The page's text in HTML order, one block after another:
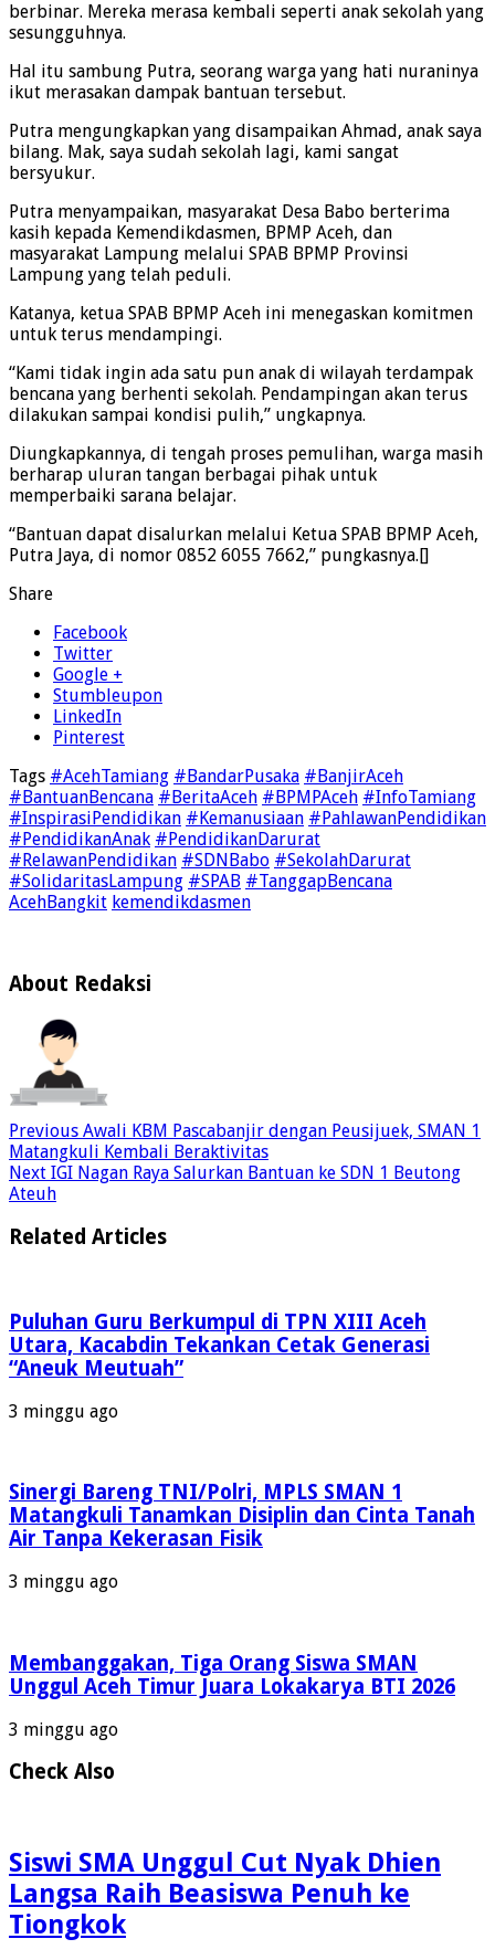
berbinar. Mereka merasa kembali seperti anak sekolah yang
sesungguhnya.
Hal itu sambung Putra, seorang warga yang hati nuraninya
ikut merasakan dampak bantuan tersebut.
Putra mengungkapkan yang disampaikan Ahmad, anak saya
bilang. Mak, saya sudah sekolah lagi, kami sangat
bersyukur.
Putra menyampaikan, masyarakat Desa Babo berterima
kasih kepada Kemendikdasmen, BPMP Aceh, dan
masyarakat Lampung melalui SPAB BPMP Provinsi
Lampung yang telah peduli.
Katanya, ketua SPAB BPMP Aceh ini menegaskan komitmen
untuk terus mendampingi.
“Kami tidak ingin ada satu pun anak di wilayah terdampak
bencana yang berhenti sekolah. Pendampingan akan terus
dilakukan sampai kondisi pulih,” ungkapnya.
Diungkapkannya, di tengah proses pemulihan, warga masih
berharap uluran tangan berbagai pihak untuk
memperbaiki sarana belajar.
“Bantuan dapat disalurkan melalui Ketua SPAB BPMP Aceh,
Putra Jaya, di nomor 0852 6055 7662,” pungkasnya.[]
Share
Facebook
Twitter
Google +
Stumbleupon
LinkedIn
Pinterest
Tags #AcehTamiang #BandarPusaka #BanjirAceh
#BantuanBencana #BeritaAceh #BPMPAceh #InfoTamiang
#InspirasiPendidikan #Kemanusiaan #PahlawanPendidikan
#PendidikanAnak #PendidikanDarurat
#RelawanPendidikan #SDNBabo #SekolahDarurat
#SolidaritasLampung #SPAB #TanggapBencana
AcehBangkit kemendikdasmen
About Redaksi
Previous Awali KBM Pascabanjir dengan Peusijuek, SMAN 1
Matangkuli Kembali Beraktivitas
Next IGI Nagan Raya Salurkan Bantuan ke SDN 1 Beutong
Ateuh
Related Articles
Puluhan Guru Berkumpul di TPN XIII Aceh
Utara, Kacabdin Tekankan Cetak Generasi
“Aneuk Meutuah”
3 minggu ago
Sinergi Bareng TNI/Polri, MPLS SMAN 1
Matangkuli Tanamkan Disiplin dan Cinta Tanah
Air Tanpa Kekerasan Fisik
3 minggu ago
Membanggakan, Tiga Orang Siswa SMAN
Unggul Aceh Timur Juara Lokakarya BTI 2026
3 minggu ago
Check Also
Siswi SMA Unggul Cut Nyak Dhien
Langsa Raih Beasiswa Penuh ke
Tiongkok